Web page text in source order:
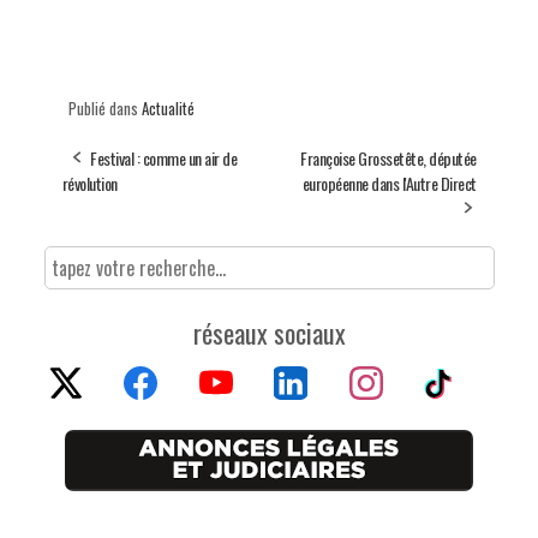
Publié dans Actualité
Festival : comme un air de
révolution
Françoise Grossetête, députée
européenne dans l'Autre Direct
réseaux sociaux